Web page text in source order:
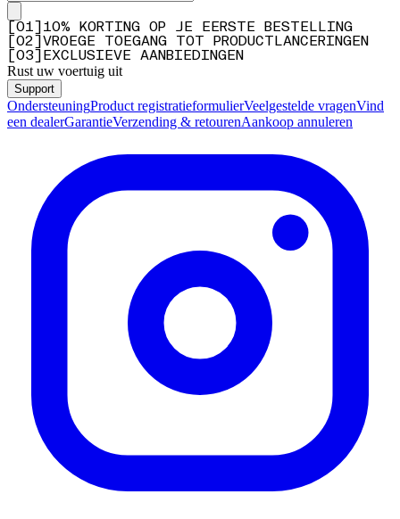
01
10% KORTING OP JE EERSTE BESTELLING
02
VROEGE TOEGANG TOT PRODUCTLANCERINGEN
03 EXCLUSIEVE AANBIEDINGEN
Rust uw voertuig uit
Support
OndersteuningProduct registratieformulierVeelgestelde vragenVind
een dealerGarantieVerzending & retourenAankoop annuleren